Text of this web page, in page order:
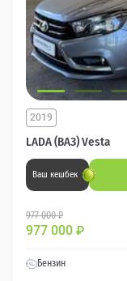
LADA (ВАЗ) Vesta
2019
Ваш кешбек
977 000 ₽
977 000 ₽
Бензин